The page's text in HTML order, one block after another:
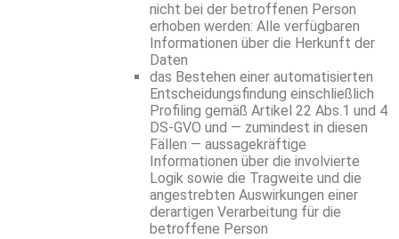
nicht bei der betroffenen Person
erhoben werden: Alle verfügbaren
Informationen über die Herkunft der
Daten
das Bestehen einer automatisierten
Entscheidungsfindung einschließlich
Profiling gemäß Artikel 22 Abs.1 und 4
DS-GVO und — zumindest in diesen
Fällen — aussagekräftige
Informationen über die involvierte
Logik sowie die Tragweite und die
angestrebten Auswirkungen einer
derartigen Verarbeitung für die
betroffene Person